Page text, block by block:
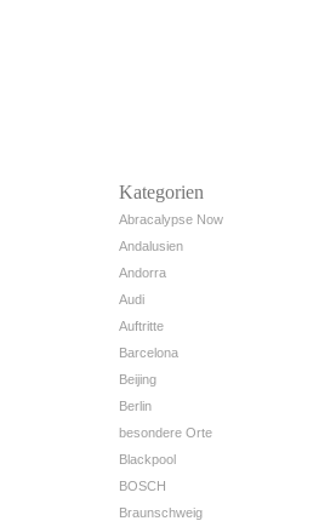
Kategorien
Abracalypse Now
Andalusien
Andorra
Audi
Auftritte
Barcelona
Beijing
Berlin
besondere Orte
Blackpool
BOSCH
Braunschweig